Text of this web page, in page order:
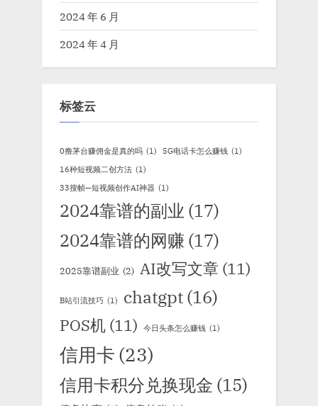
2024 年 6 月
2024 年 4 月
标签云
0撸茅台赚佣金是真的吗 (1) 5G电话卡怎么赚钱 (1)
16种短视频二创方法 (1)
33搜帧—短视频创作AI神器 (1)
2024靠谱的副业 (17)
2024靠谱的网赚 (17)
2025靠谱副业 (2) AI改写文章 (11)
B站引流技巧 (1) chatgpt(16)
POS机 (11) 今日头条怎么赚钱 (1)
信用卡 (23)
信用卡积分兑换现金 (15)